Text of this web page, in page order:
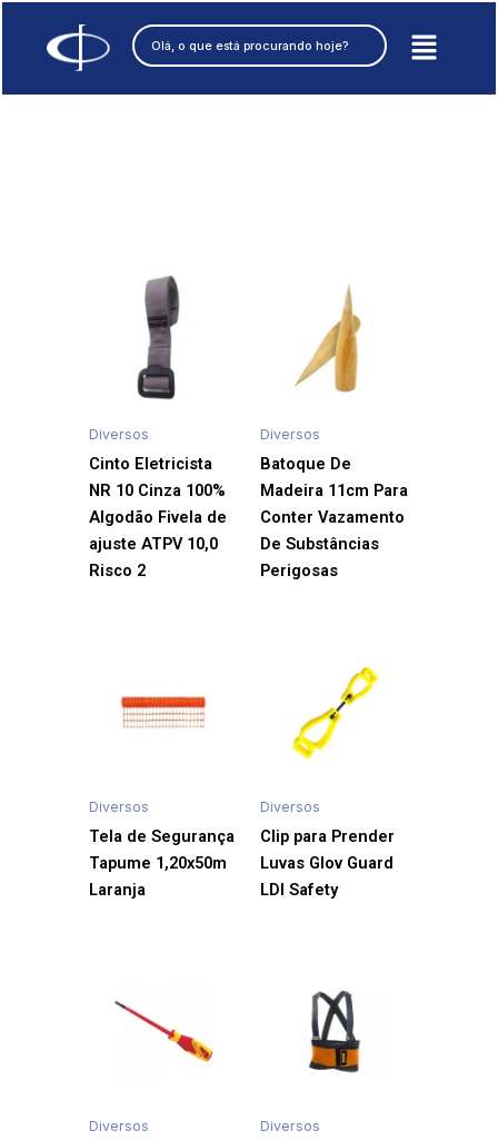
conteúdo
Pesquisar
Diversos
Cinto Eletricista
NR 10 Cinza 100%
Algodão Fivela de
ajuste ATPV 10,0
Risco 2
Diversos
Batoque De
Madeira 11cm Para
Conter Vazamento
De Substâncias
Perigosas
Diversos
Tela de Segurança
Tapume 1,20x50m
Laranja
Diversos
Clip para Prender
Luvas Glov Guard
LDI Safety
Diversos Diversos